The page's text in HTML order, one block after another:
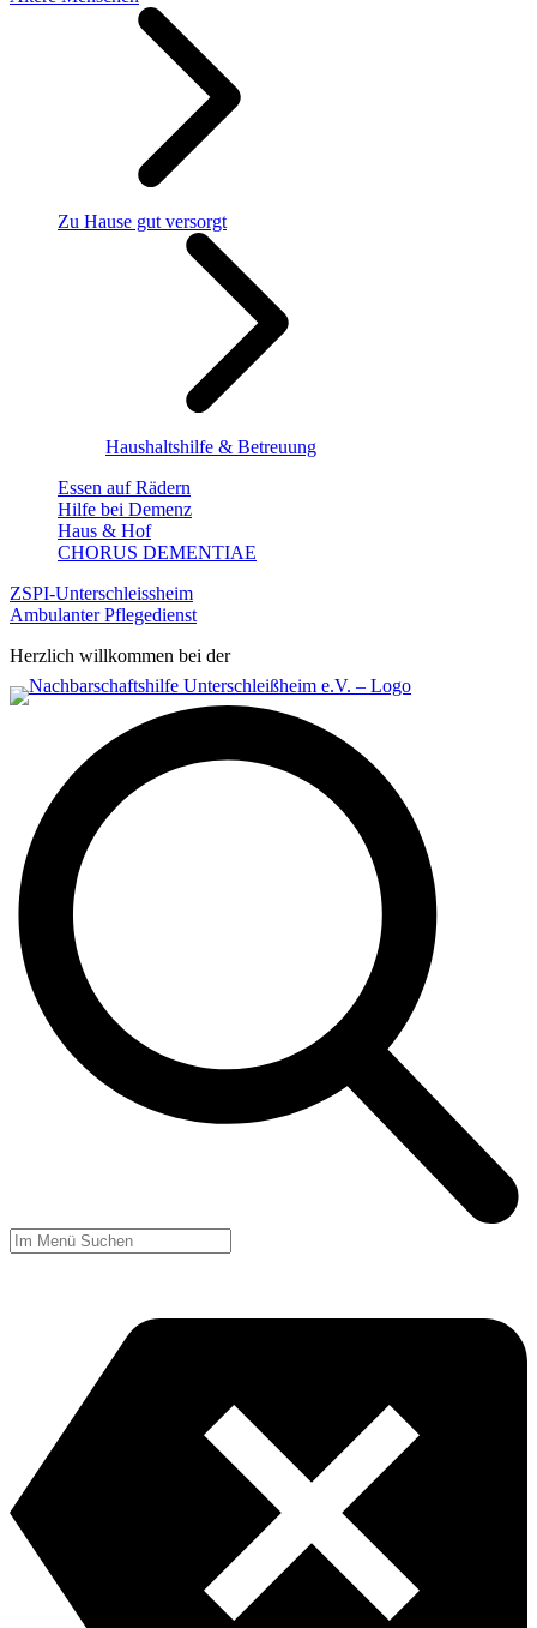
Zu Hause gut versorgt
Haushaltshilfe & Betreuung
Essen auf Rädern
Hilfe bei Demenz
Haus & Hof
CHORUS DEMENTIAE
ZSPI-Unterschleissheim
Ambulanter Pflegedienst
Herzlich willkommen bei der